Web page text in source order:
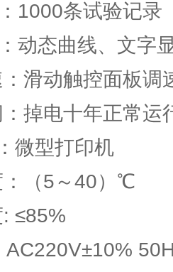
1000条试验记录
动态曲线、文字
滑动触控面板调
掉电十年正常运
微型打印机
（5～40）℃
≤85%